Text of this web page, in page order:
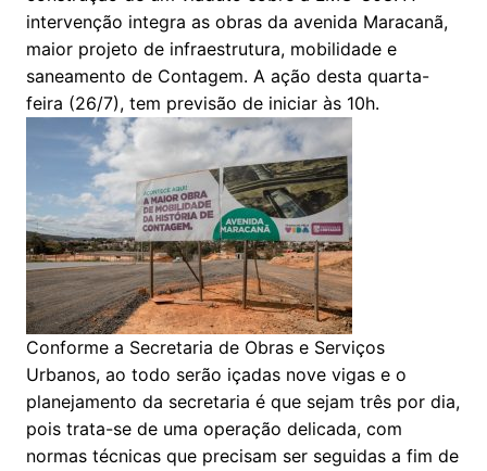
intervenção integra as obras da avenida Maracanã,
maior projeto de infraestrutura, mobilidade e
saneamento de Contagem. A ação desta quarta-
feira (26/7), tem previsão de iniciar às 10h.
Conforme a Secretaria de Obras e Serviços
Urbanos, ao todo serão içadas nove vigas e o
planejamento da secretaria é que sejam três por dia,
pois trata-se de uma operação delicada, com
normas técnicas que precisam ser seguidas a fim de